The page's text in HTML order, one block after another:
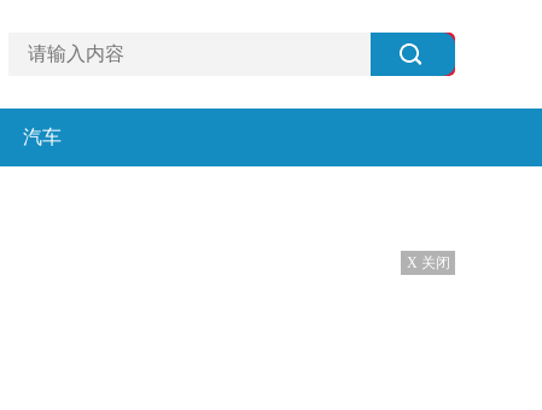
汽车
X 关闭